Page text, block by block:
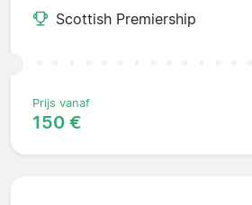
Scottish Premiership
Prijs vanaf
150 €